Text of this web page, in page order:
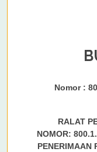
Nomor :
RALAT
NOMOR:
PENERIMAAN